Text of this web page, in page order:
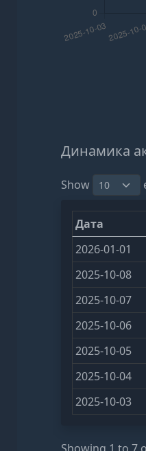
Динамика
Show
Дата
2026-01-01
2025-10-08
2025-10-07
2025-10-06
2025-10-05
2025-10-04
2025-10-03